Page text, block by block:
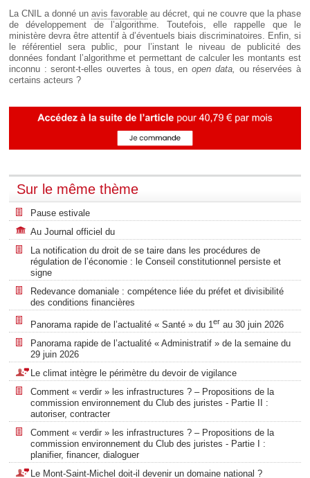
La CNIL a donné un avis favorable au décret, qui ne couvre que la phase
de développement de l’algorithme. Toutefois, elle rappelle que le
ministère devra être attentif à d’éventuels biais discriminatoires. Enfin, si
le référentiel sera public, pour l’instant le niveau de publicité des
données fondant l’algorithme et permettant de calculer les montants est
inconnu : seront-t-elles ouvertes à tous, enopen data, ou réservées à
certains acteurs ?
Sur le même thème
Pause estivale
Au Journal officiel du
La notification du droit de se taire dans les procédures de
régulation de l’économie : le Conseil constitutionnel persiste et
signe
Redevance domaniale : compétence liée du préfet et divisibilité
des conditions financières
Panorama rapide de l’actualité « Santé » du 1er au 30 juin 2026
Panorama rapide de l’actualité « Administratif » de la semaine du
29 juin 2026
Le climat intègre le périmètre du devoir de vigilance
Comment « verdir » les infrastructures ? – Propositions de la
commission environnement du Club des juristes - Partie II :
autoriser, contracter
Comment « verdir » les infrastructures ? – Propositions de la
commission environnement du Club des juristes - Partie I :
planifier, financer, dialoguer
Le Mont-Saint-Michel doit-il devenir un domaine national ?